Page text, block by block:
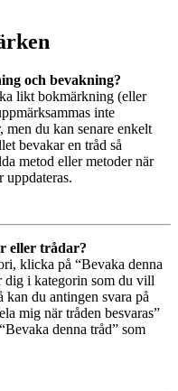
och bevakning?
likt bokmärkning (eller
inte
du kan senare enkelt
bevakar en tråd så
metod eller metoder när
uppdateras.
eller trådar?
klicka på “Bevaka denna
dig i kategorin som du vill
kan du antingen svara på
mig när tråden besvaras”
denna tråd” som